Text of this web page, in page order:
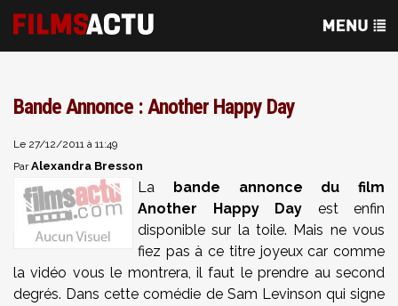
Bande Annonce : Another Happy Day
Le 27/12/2011 à 11:49
ParAlexandra Bresson
La bande annonce du film
Another Happy Day est enfin
disponible sur la toile. Mais ne vous
fiez pas à ce titre joyeux car comme
la vidéo vous le montrera, il faut le prendre au second
degrés. Dans cette comédie de Sam Levinson qui signe